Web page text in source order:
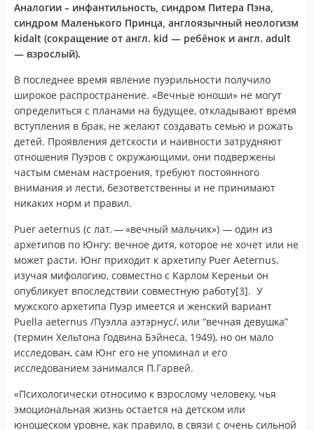
Аналогии – инфантильность, синдром Питера Пэна,
синдром Маленького Принца, англоязычный неологизм
kidalt (сокращение от англ. kid — ребёнок и англ. adult
— взрослый).
В последнее время явление пуэрильности получило
широкое распространение. «Вечные юноши» не могут
определиться с планами на будущее, откладывают время
вступления в брак, не желают создавать семью и рожать
детей. Проявления детскости и наивности затрудняют
отношения Пуэров с окружающими, они подвержены
частым сменам настроения, требуют постоянного
внимания и лести, безответственны и не принимают
никаких норм и правил.
Puer aeternus (с лат. — «вечный мальчик») — один из
архетипов по Юнгу: вечное дитя, которое не хочет или не
может расти. Юнг приходит к архетипу Puer Aeternus,
изучая мифологию, совместно с Карлом Кереньи он
опубликует впоследствии совместную работу[3]. У
мужского архетипа Пуэр имеется и женский вариант
Puella aeternus /Пуэлла аэтэрнус/, или “вечная девушка”
(термин Хельтона Годвина Бэйнеса, 1949), но он мало
исследован, сам Юнг его не упоминал и его
исследованием занимался П.Гарвей.
«Психологически относимо к взрослому человеку, чья
эмоциональная жизнь остается на детском или
юношеском уровне, как правило, в связи с очень сильной